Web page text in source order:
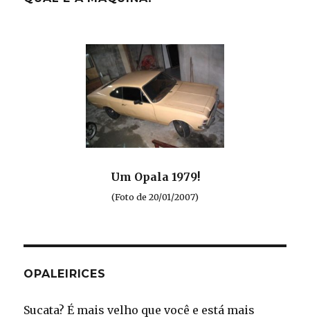
Um Opala 1979!
(Foto de 20/01/2007)
OPALEIRICES
Sucata? É mais velho que você e está mais